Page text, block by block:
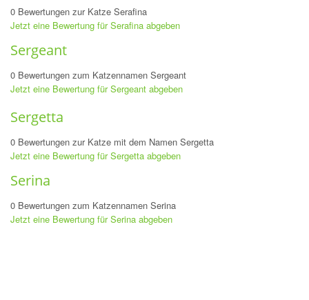
0 Bewertungen zur Katze Serafina
Jetzt eine Bewertung für Serafina abgeben
Sergeant
0 Bewertungen zum Katzennamen Sergeant
Jetzt eine Bewertung für Sergeant abgeben
Sergetta
0 Bewertungen zur Katze mit dem Namen Sergetta
Jetzt eine Bewertung für Sergetta abgeben
Serina
0 Bewertungen zum Katzennamen Serina
Jetzt eine Bewertung für Serina abgeben